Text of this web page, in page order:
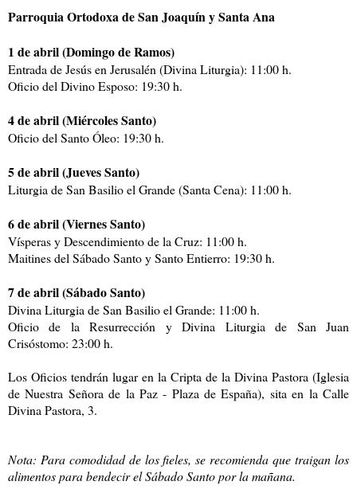
Parroquia Ortodoxa de San Joaquín y Santa Ana
1 de abril (Domingo de Ramos)
Entrada de Jesús en Jerusalén (Divina Liturgia): 11:00 h.
Oficio del Divino Esposo: 19:30 h.
4 de abril (Miércoles Santo)
Oficio del Santo Óleo: 19:30 h.
5 de abril (Jueves Santo)
Liturgia de San Basilio el Grande (Santa Cena): 11:00 h.
6 de abril (Viernes Santo)
Vísperas y Descendimiento de la Cruz: 11:00 h.
Maitines del Sábado Santo y Santo Entierro: 19:30 h.
7 de abril (Sábado Santo)
Divina Liturgia de San Basilio el Grande: 11:00 h.
Oficio de la Resurrección y Divina Liturgia de San Juan
Crisóstomo: 23:00 h.
Los Oficios tendrán lugar en la Cripta de la Divina Pastora (Iglesia
de Nuestra Señora de la Paz - Plaza de España), sita en la Calle
Divina Pastora, 3.
Nota: Para comodidad de los fieles, se recomienda que traigan los
alimentos para bendecir el Sábado Santo por la mañana.